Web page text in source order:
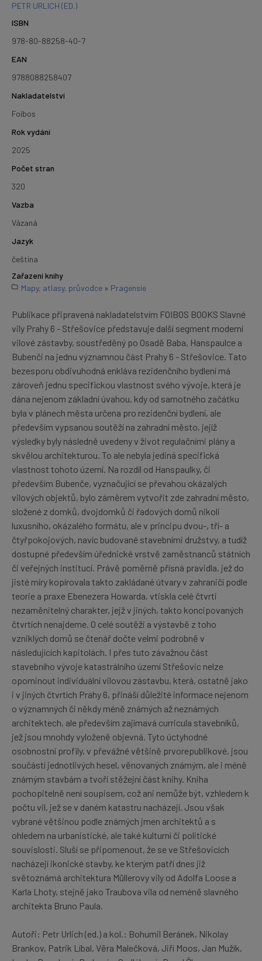
PETR URLICH (ED.)
ISBN
978-80-88258-40-7
EAN
9788088258407
Nakladatelství
Foibos
Rok vydání
2025
Počet stran
320
Vazba
Vázaná
Jazyk
čeština
Zařazení knihy
Mapy, atlasy, průvodce » Pragensie
Publikace připravená nakladatelstvím FOIBOS BOOKS Slavné
vily Prahy 6 - Střešovice představuje další segment moderní
vilové zástavby, soustředěný po Osadě Baba, Hanspaulce a
Bubenči na jednu významnou část Prahy 6 - Střešovice. Tato
bezesporu obdivuhodná enkláva rezidenčního bydlení má
zároveň jednu specifickou vlastnost svého vývoje, která je
dána nejenom základní úvahou, kdy od samotného začátku
byla v plánech města určena pro rezidenční bydlení, ale
především vypsanou soutěží na zahradní město, jejíž
výsledky byly následně uvedeny v život regulačními plány a
skvělou architekturou. To ale nebyla jediná specifická
vlastnost tohoto území. Na rozdíl od Hanspaulky, či
především Bubenče, vyznačující se převahou okázalých
vilových objektů, bylo záměrem vytvořit zde zahradní město,
složené z domků, dvojdomků či řadových domů nikoli
luxusního, okázalého formátu, ale v principu dvou-, tří- a
čtyřpokojových, navíc budované stavebními družstvy, a tudíž
dostupné především úřednické vrstvě zaměstnanců státních
či veřejných institucí. Právě poměrně přísná pravidla, jež do
jisté míry kopírovala takto zakládané útvary v zahraničí podle
teorie a praxe Ebenezera Howarda, vtiskla celé čtvrti
nezaměnitelný charakter, jejž v jiných, takto koncipovaných
čtvrtích nenajdeme. O celé soutěži a výstavbě z toho
vzniklých domů se čtenář dočte velmi podrobně v
následujících kapitolách. I přes tuto závažnou část
stavebního vývoje katastrálního území Střešovic nelze
opominout individuální vilovou zástavbu, která, ostatně jako
i v jiných čtvrtích Prahy 6, přináší důležité informace nejenom
o významných či někdy méně známých až neznámých
architektech, ale především zajímavá curricula stavebníků,
jež jsou mnohdy vyloženě objevná. Tyto úctyhodné
osobnostní profily, v převážné většině prvorepublikové, jsou
součástí jednotlivých hesel, věnovaných známým, ale i méně
známým stavbám a tvoří stěžejní část knihy. Kniha
pochopitelně není soupisem, což ani nemůže být, vzhledem k
počtu vil, jež se v daném katastru nacházejí. Jsou však
vybrané většinou podle známých jmen architektů a s
ohledem na urbanistické, ale také kulturní či politické
souvislosti. Sluší se připomenout, že se ve Střešovicích
nacházejí ikonické stavby, ke kterým patří dnes již
světoznámá architektura Müllerovy vily od Adolfa Loose a
Karla Lhoty, stejně jako Traubova vila od neméně slavného
architekta Bruno Paula.
Autoři: Petr Urlich (ed.) a kol.: Bohumil Beránek, Nikolay
Brankov, Patrik Líbal, Věra Malečková, Jiří Moos, Jan Mužík,